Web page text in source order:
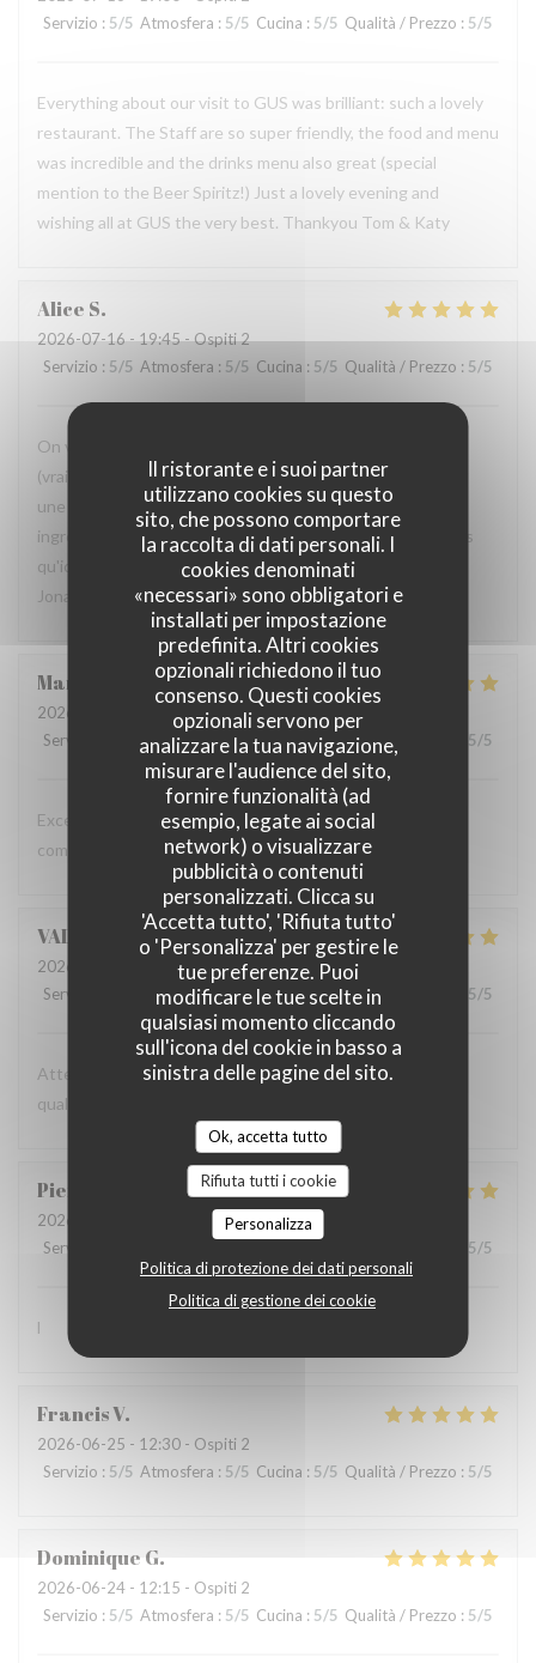
Il ristorante e i suoi partner
utilizzano cookies su questo
sito, che possono comportare
la raccolta di dati personali. I
cookies denominati
«necessari» sono obbligatori e
installati per impostazione
predefinita. Altri cookies
opzionali richiedono il tuo
consenso. Questi cookies
opzionali servono per
analizzare la tua navigazione,
misurare l'audience del sito,
fornire funzionalità (ad
esempio, legate ai social
network) o visualizzare
pubblicità o contenuti
personalizzati. Clicca su
'Accetta tutto', 'Rifiuta tutto'
o 'Personalizza' per gestire le
tue preferenze. Puoi
modificare le tue scelte in
qualsiasi momento cliccando
sull'icona del cookie in basso a
sinistra delle pagine del sito.
Ok, accetta tutto
Rifiuta tutti i cookie
Personalizza
Politica di protezione dei dati personali
Politica di gestione dei cookie
Servizio : 5/5 Atmosfera : 5/5 Cucina : 5/5 Qualità / Prezzo : 5/5
Everything about our visit to GUS was brilliant: such a lovely
restaurant. The Staff are so super friendly, the food and menu
was incredible and the drinks menu also great (special
mention to the Beer Spiritz!) Just a lovely evening and
wishing all at GUS the very best. Thankyou Tom & Katy
Alice S
2026-07-16- 19:45 - Ospiti 2
Servizio : 5/5 Atmosfera : 5/5 Cucina : 5/5 Qualità / Prezzo : 5/5
On vient depuis 8 ans, depuis l'ouverture et c'est toujours
(vraiment toujours) une très belle soirée, très bien reçu et
une qualité imparable dans l'assiette. Ici j'ose prendre des
ingrédients qui normalement ne me plaisent pas, car je sais
qu'ici, ils seront magnifiquement préparé. Merci Pierre et
Jonathan (et toute l'équipe) !
Marta
2026-07-16
- 19:30 - Ospiti 2
Servizio
Atmosfera: 5 /5 Cucina: 5/5 Qualità / Prezzo 5/5
Excellent food and a relaxed atmosphere - we will keep
coming back!
VALENTIN C
2026-07-09
- 12:30 - Ospiti 2
Servizio
Atmosfera:5/5 Cucina: 5/5 Qualità / Prezzo 5/5
Attention professionnelle, gastronomie de très bonne
qualité, prix modéré.
Pierre
2026-07-01
- 12:15 - Ospiti 3
Servizio
5/5
l
FrancisV
2026-06-25 - 12:30 - Ospiti 2
Servizio : 5/5 Atmosfera : 5/5 Cucina : 5/5 Qualità / Prezzo : 5/5
Dominique G
2026-06-24 - 12:15 - Ospiti 2
Servizio : 5/5 Atmosfera : 5/5 Cucina : 5/5 Qualità / Prezzo : 5/5